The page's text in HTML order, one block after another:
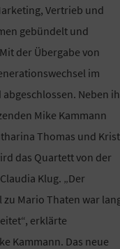
Vertrieb und
gebündelt und
der Übergabe von
im
Neben
Mike Kammann
Thomas und
das Quartett von der
Klug. „Der
zu Mario Thaten war
erklärte
Kammann. Das neue